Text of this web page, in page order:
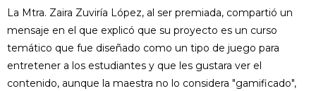
La Mtra. Zaira Zuviría López, al ser premiada, compartió un
mensaje en el que explicó que su proyecto es un curso
temático que fue diseñado como un tipo de juego para
entretener a los estudiantes y que les gustara ver el
contenido, aunque la maestra no lo considera "gamificado",